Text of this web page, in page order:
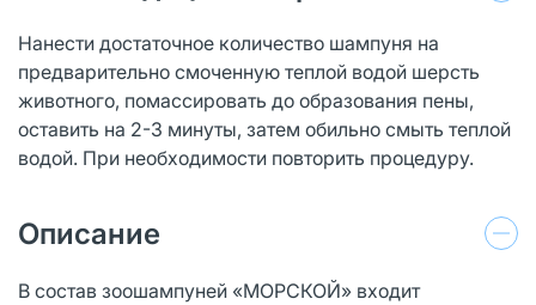
Нанести достаточное количество шампуня на
предварительно смоченную теплой водой шерсть
животного, помассировать до образования пены,
оставить на 2-3 минуты, затем обильно смыть теплой
водой. При необходимости повторить процедуру.
Описание
В состав зоошампуней «МОРСКОЙ» входит